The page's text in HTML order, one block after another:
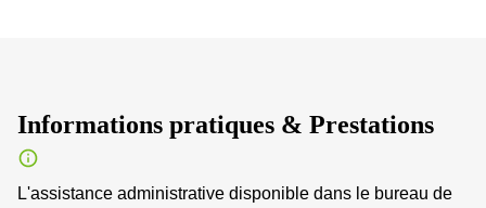
Informations pratiques & Prestations
L'assistance administrative disponible dans le bureau de